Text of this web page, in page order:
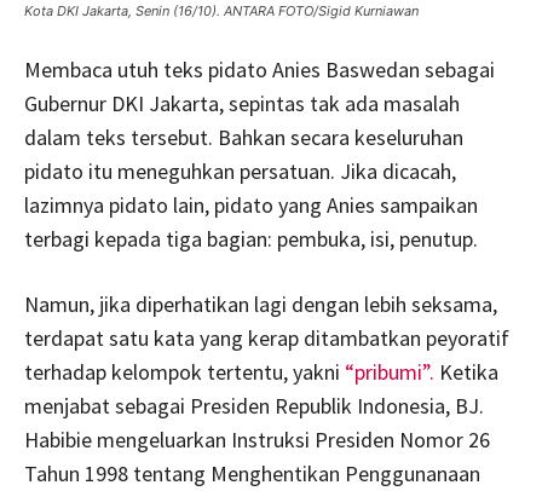
Kota DKI Jakarta, Senin (16/10). ANTARA FOTO/Sigid Kurniawan
Membaca utuh teks pidato Anies Baswedan sebagai
Gubernur DKI Jakarta, sepintas tak ada masalah
dalam teks tersebut. Bahkan secara keseluruhan
pidato itu meneguhkan persatuan. Jika dicacah,
lazimnya pidato lain, pidato yang Anies sampaikan
terbagi kepada tiga bagian: pembuka, isi, penutup.
Namun, jika diperhatikan lagi dengan lebih seksama,
terdapat satu kata yang kerap ditambatkan peyoratif
terhadap kelompok tertentu, yakni “pribumi”. Ketika
menjabat sebagai Presiden Republik Indonesia, BJ.
Habibie mengeluarkan Instruksi Presiden Nomor 26
Tahun 1998 tentang Menghentikan Penggunanaan